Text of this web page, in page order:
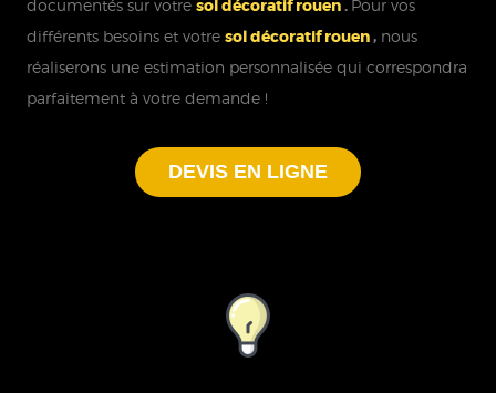
documentés sur votre sol décoratif rouen. Pour vos
différents besoins et votre sol décoratif rouen,nous
réaliserons une estimation personnalisée qui correspondra
parfaitement à votre demande !
DEVIS EN LIGNE